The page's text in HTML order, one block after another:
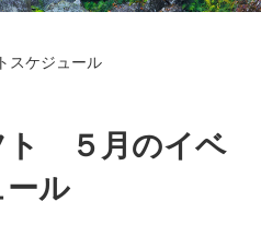
スケジュール
ト ５月のイベ
ール